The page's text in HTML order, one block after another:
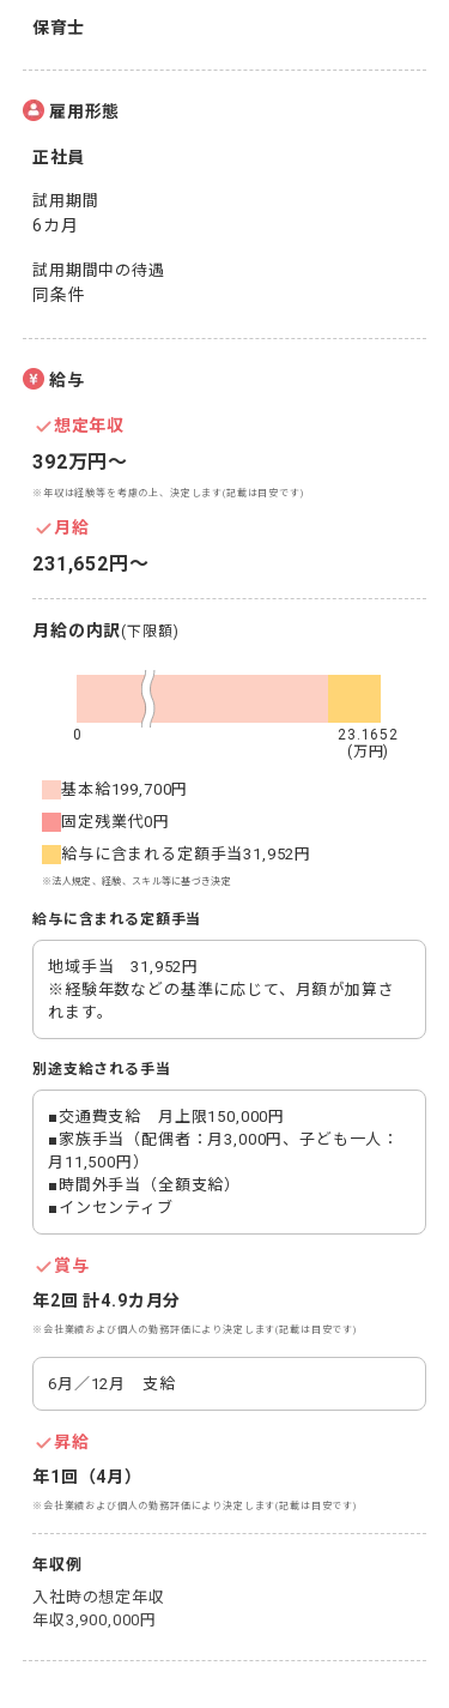
保育士
雇用形態
正社員
試用期間
6カ月
試用期間中の待遇
同条件
給与
想定年収
392万円〜
※年収は経験等を考慮の上、決定します(記載は目安です)
月給
231,652円〜
月給の内訳(下限額)
0
23.1652
(万円)
基本給199,700円
固定残業代0円
給与に含まれる定額手当31,952円
※法人規定、経験、スキル等に基づき決定
給与に含まれる定額手当
地域手当　31,952円
※経験年数などの基準に応じて、月額が加算さ
れます。
別途支給される手当
■交通費支給　月上限150,000円
■家族手当（配偶者：月3,000円、子ども一人：
月11,500円）
■時間外手当（全額支給）
■インセンティブ
賞与
年2回 計4.9カ月分
※会社業績および個人の勤務評価により決定します(記載は目安です)
6月／12月　支給
昇給
年1回（4月）
※会社業績および個人の勤務評価により決定します(記載は目安です)
年収例
入社時の想定年収
年収3,900,000円